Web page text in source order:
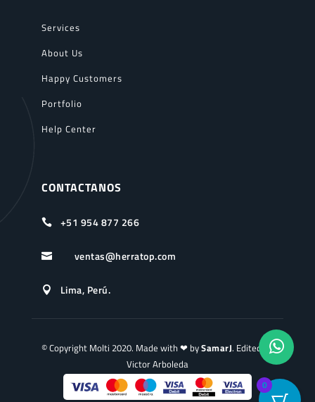
Services
About Us
Happy Customers
Portfolio
Help Center
CONTACTANOS
 +51 954 877 266
 ventas@herratop.com
 Lima, Perú.
© Copyright Molti 2020. Made with ❤ bySamarJ. Edited by
Victor Arboleda
0